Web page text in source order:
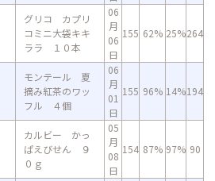
グリコ カプリ
コミニ大袋キキ
ララ １０本
06
月
06
日
155 62% 25%264
モンテール 夏
摘み紅茶のワッ
フル ４個
06
月
01
日
155 96% 14%194
カルビー かっ
ぱえびせん ９
０ｇ
05
月
08
日
154 87% 97% 90